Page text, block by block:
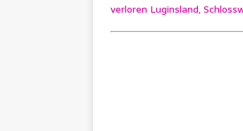
verloren Luginsland,